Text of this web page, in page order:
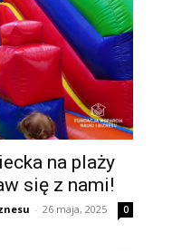
na plaży
się z nami!
- 26 maja, 2025 0